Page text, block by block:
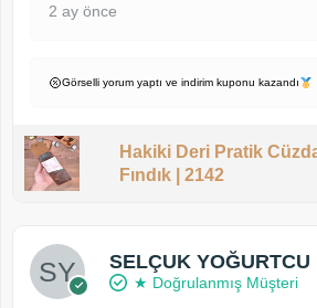
2 ay önce
Görselli yorum yaptı ve indirim kuponu kazandı
Hakiki Deri Pratik
Fındık | 2142
SELÇUK YOĞURTCU
★ Doğrulanmış Müşteri